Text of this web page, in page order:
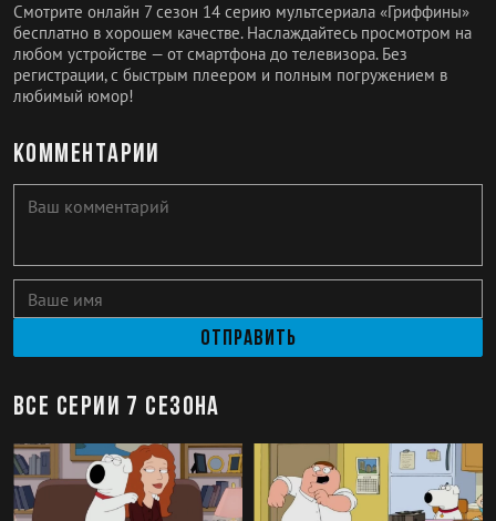
Смотрите онлайн 7 сезон 14 серию мультсериала «Гриффины»
бесплатно в хорошем качестве. Наслаждайтесь просмотром на
любом устройстве — от смартфона до телевизора. Без
регистрации, с быстрым плеером и полным погружением в
любимый юмор!
Комментарии
Отправить
Все серии 7 сезона